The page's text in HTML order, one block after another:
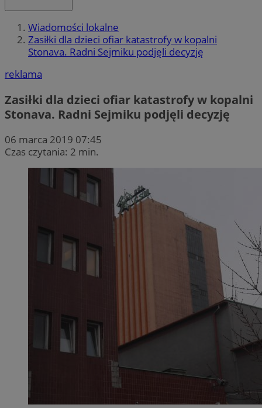
Wiadomości lokalne
Zasiłki dla dzieci ofiar katastrofy w kopalni
Stonava. Radni Sejmiku podjęli decyzję
reklama
Zasiłki dla dzieci ofiar katastrofy w kopalni
Stonava. Radni Sejmiku podjęli decyzję
06 marca 2019 07:45
Czas czytania: 2 min.